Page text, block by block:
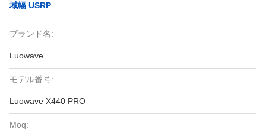
域幅 USRP
ブランド名:
Luowave
モデル番号:
Luowave X440 PRO
Moq: